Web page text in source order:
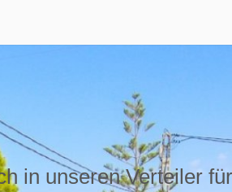
in unseren Verteiler